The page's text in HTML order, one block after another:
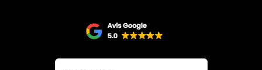
Shop
Notre atelier